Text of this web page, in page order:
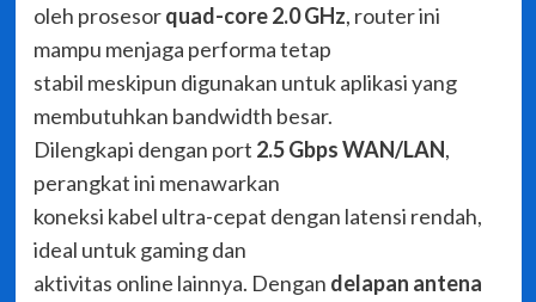
oleh prosesorquad-core 2.0 GHz, router ini
mampu menjaga performa tetap
stabil meskipun digunakan untuk aplikasi yang
membutuhkan bandwidth besar.
Dilengkapi dengan port 2.5 Gbps WAN/LAN,
perangkat ini menawarkan
koneksi kabel ultra-cepat dengan latensi rendah,
ideal untuk gaming dan
aktivitas online lainnya. Dengan delapan antena